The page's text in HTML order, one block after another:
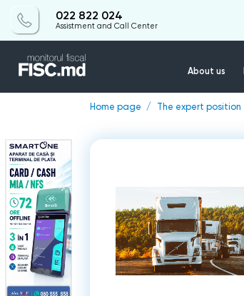
022 822 024
Assistment and Call Center
About us
Home page The expert position